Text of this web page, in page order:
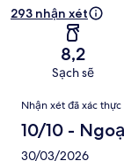
293 nhận xét
8,2
Sạch sẽ
Nhận
xét
Nhận xét đã xác thực
10/10 -
30/03/2026